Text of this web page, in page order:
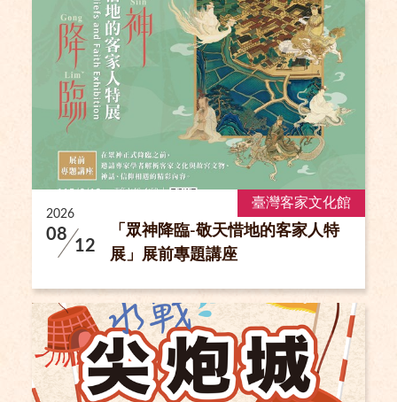
臺灣客家文化館
「眾神降臨-敬天惜地的客家人特
展」展前專題講座
2026
08
12